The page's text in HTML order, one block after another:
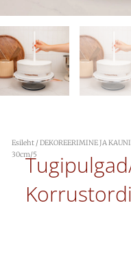
Esileht /DEKOREERIMINE JA
30cm/5